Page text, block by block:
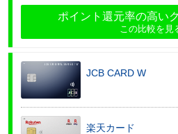
ポイント還元率の高い
この比較を見
JCB CARD W
楽天カード